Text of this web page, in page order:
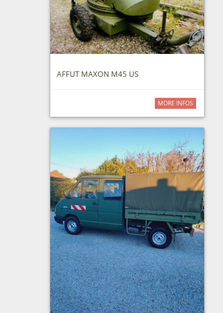
AFFUT MAXON M45 US
MORE INFOS